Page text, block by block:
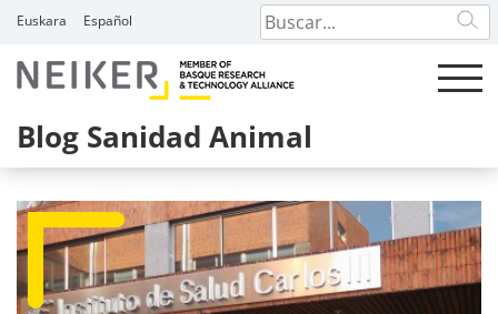
Skip
content
Euskara Español
Blog Sanidad Animal